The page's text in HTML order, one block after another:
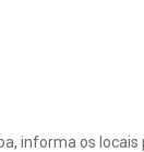
informa os locais